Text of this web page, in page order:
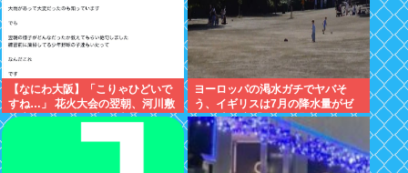
【なにわ大阪】「こりゃひどいで
すね…」 花火大会の翌朝、河川敷
に広がっていた衝撃の光景
ヨーロッパの渇水ガチでヤバそ
う、イギリスは7月の降水量がゼ
ロに 専門家「今年は過去最悪の不
作になる可能性」